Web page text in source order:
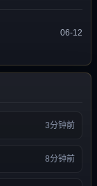
06-12
3分钟前
8分钟前